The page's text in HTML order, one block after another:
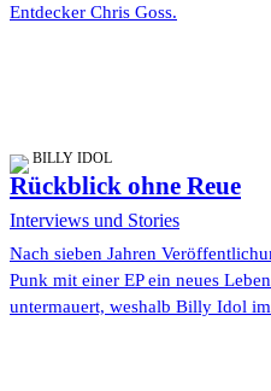
Entdecker Chris Goss.
BILLY IDOL
Rückblick ohne Reue
Interviews und Stories
Nach sieben Jahren
Punk mit einer EP ein neues
untermauert, weshalb Billy Idol